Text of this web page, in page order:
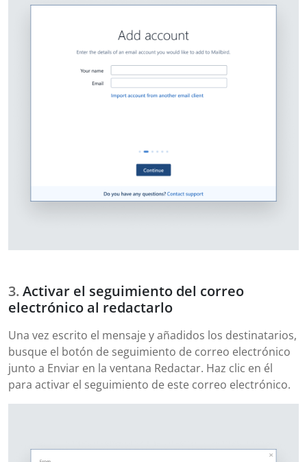
Activar el seguimiento del correo
electrónico al redactarlo
Una vez escrito el mensaje y añadidos los destinatarios,
busque el botón de seguimiento de correo electrónico
junto a Enviar en la ventana Redactar. Haz clic en él
para activar el seguimiento de este correo electrónico.